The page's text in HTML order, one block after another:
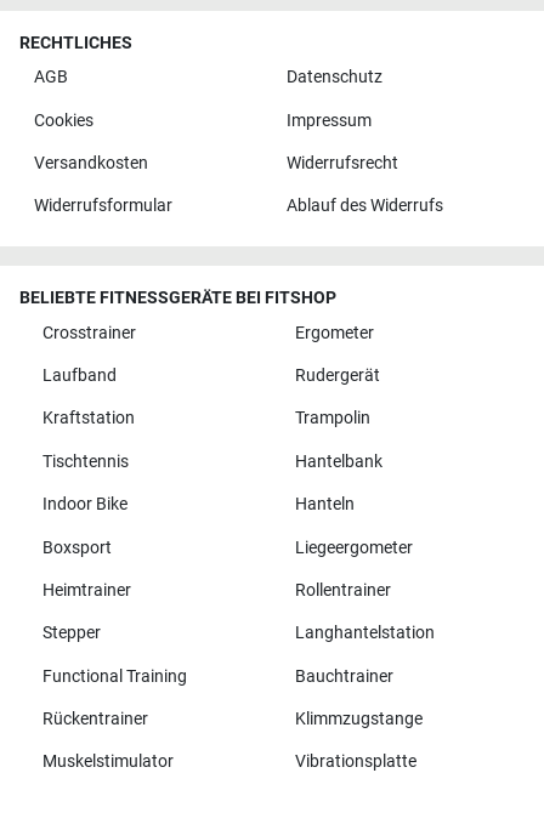
RECHTLICHES
AGB
Datenschutz
Cookies Impressum
Versandkosten Widerrufsrecht
Widerrufsformular Ablauf des Widerrufs
BELIEBTE FITNESSGERÄTE BEI FITSHOP
Crosstrainer
Ergometer
Laufband Rudergerät
Kraftstation Trampolin
Tischtennis Hantelbank
Indoor Bike Hanteln
Boxsport Liegeergometer
Heimtrainer Rollentrainer
Stepper Langhantelstation
Functional Training Bauchtrainer
Rückentrainer Klimmzugstange
Muskelstimulator Vibrationsplatte